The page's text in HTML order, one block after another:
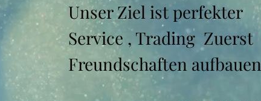
Unser Ziel ist perfekter
Service , Trading Zuerst
Freundschaften aufbauen